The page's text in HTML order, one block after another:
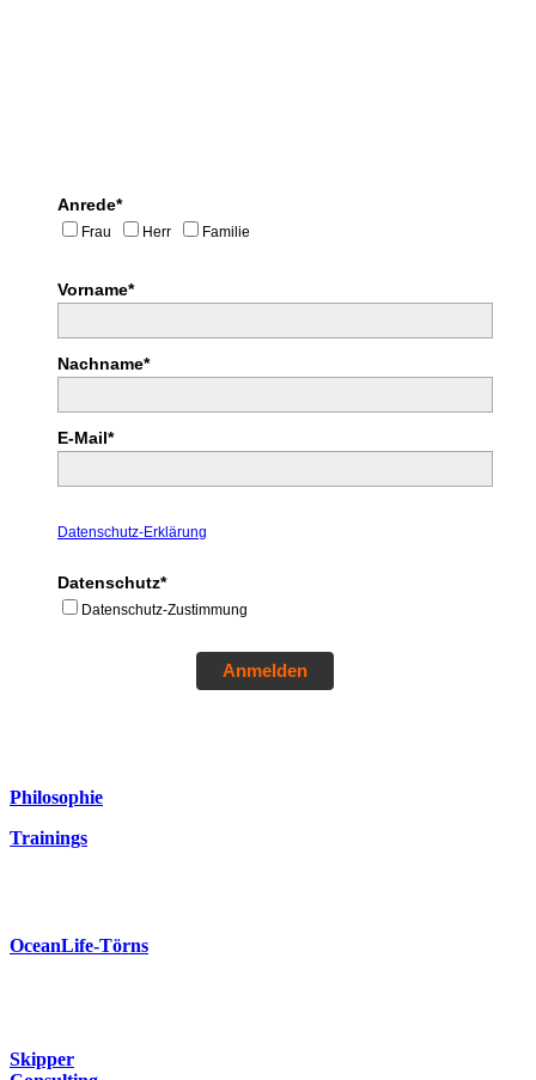
Anrede*
Frau Herr Familie
Vorname*
Nachname*
E-Mail*
Datenschutz-Erklärung
Datenschutz*
Datenschutz-Zustimmung
Anmelden
Philosophie
Trainings
OceanLife-Törns
Skipper